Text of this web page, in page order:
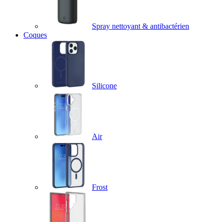
Spray nettoyant & antibactérien
Coques
Silicone
Air
Frost